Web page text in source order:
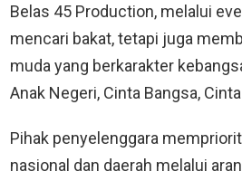
Belas 45 Production, melalui
mencari bakat, tetapi juga
muda yang berkarakter
Anak Negeri, Cinta Bangsa,
Pihak penyelenggara
nasional dan daerah melalui